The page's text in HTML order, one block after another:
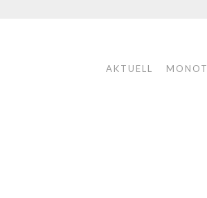
AKTUELL